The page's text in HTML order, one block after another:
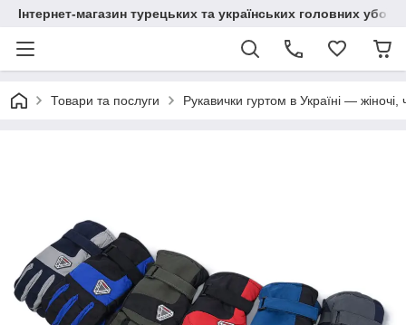
Інтернет-магазин турецьких та українських головних
Товари та послуги Рукавички гуртом в Україні — жіночі,